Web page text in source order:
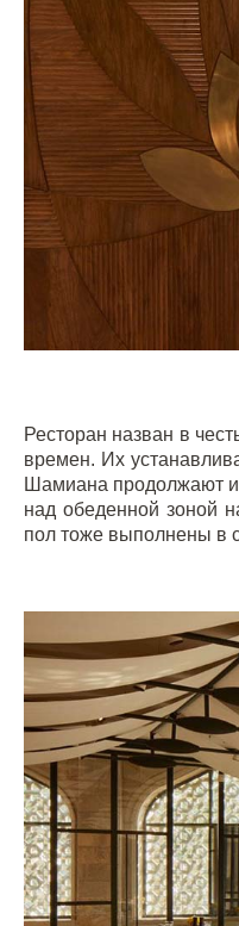
Ресторан назван в
времен. Их
Шамиана продолжают
над обеденной зоной
пол тоже выполнены в